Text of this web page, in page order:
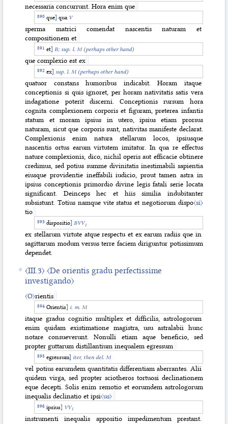
necessaria concurrunt. Hora enim que
que] qua V
sperma matrici comendat nascentis naturam et
compositionem et
et] B; sup. l. M (perhaps other hand)
que complexio est ex
ex] sup. l. M (perhaps other hand)
quatuor constans humoribus indicabit. Horam itaque
conceptionis si quis ignoret, per horam nativitatis satis vera
indagatione poterit discerni. Conceptionis rursum hora
cognita complexionem corporis et figuram, preterea infantis
statum et moram ipsius in utero, ipsius etiam prorsus
naturam, sicut que corporis sunt, nativitas manifeste declarat.
Complexionis enim natura stellarum locos, ipsiusque
nascentis ortus earum virtutem imitatur. In qua re effectus
nature complexionis, dico, nichil operis aut efficacie obtinere
credimus, sed potius summe divinitatis inestimabili sapientia
eiusque providentie ineffabili iudicio, prout tamen astra in
ipsius conceptionis primordio divine legis fatali serie locata
significant. Deinceps hec et hiis similia indubitanter
subsistunt. Totius namque vite status et negotiorum dispo〈si〉
tio
dispositio] BVV1
ex stellarum virtute atque respectu et ex earum radiis que in
sagittarum modum versus terre faciem diriguntur potissimum
dependet.
〈III.3〉 〈De orientis gradu perfectissime
investigando〉
〈O〉rientis
Orientis] i. m. M
itaque gradus cognitio multiplex et difficilis, astrologorum
enim quidam existimatione magistra, usu astralabii hunc
notare consueverunt. Nonulli etiam aque beneficio, sed
propter guttarum distillantium inequalem egressum
egressum] iter, then del. M
vel potius earumdem quantitatis differentiam aberrantes. Alii
quidem virga, sed propter sciotheros tortuosi declinationem
eque decepti. Solis enim remotio et eorumdem astrologorum
inequalis declinatio et ipsi〈us〉
ipsius] VV1
instrumenti inequalis appositio impedimentum prestant.